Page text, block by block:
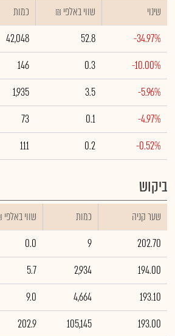
שינוי ₪ שווי באלפי כמות
-34.97%
52.8
42,048
-10.00%
0.3
146
-5.96%
3.5
1,935
-4.97%
0.1
73
-0.52%
0.2
111
ביקוש
שער קניה כמות ₪ שווי באלפי
202.70
9
0.0
194.00
2,934
5.7
193.10
4,664
9.0
193.00
105,145
202.9